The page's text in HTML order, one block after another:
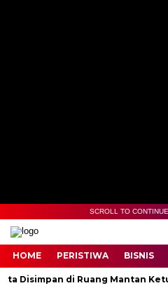
SCROLL TO
HOME PERISTIWA BISNIS
di Ruang Mantan Ketua